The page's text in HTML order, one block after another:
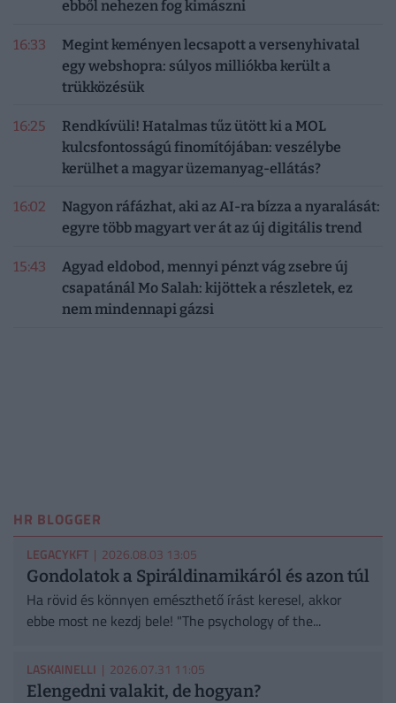
ebből nehezen fog kimászni
16:33
Megint keményen lecsapott a versenyhivatal
egy webshopra: súlyos milliókba került a
trükközésük
16:25
Rendkívüli! Hatalmas tűz ütött ki a MOL
kulcsfontosságú finomítójában: veszélybe
kerülhet a magyar üzemanyag-ellátás?
16:02
Nagyon ráfázhat, aki az AI-ra bízza a nyaralását:
egyre több magyart ver át az új digitális trend
15:43
Agyad eldobod, mennyi pénzt vág zsebre új
csapatánál Mo Salah: kijöttek a részletek, ez
nem mindennapi gázsi
HR BLOGGER
LEGACYKFT | 2026.08.03 13:05
Gondolatok a Spiráldinamikáról és azon túl
Ha rövid és könnyen emészthető írást keresel, akkor
ebbe most ne kezdj bele! "The psychology of the...
LASKAINELLI | 2026.07.31 11:05
Elengedni valakit, de hogyan?